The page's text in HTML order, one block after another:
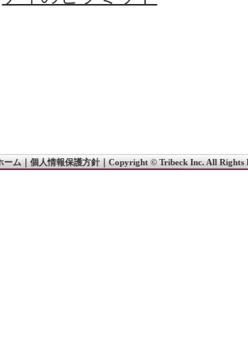
ーム｜ 個人情報保護方針｜ Copyright © Tribeck Inc. All Rights